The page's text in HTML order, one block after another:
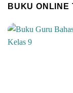
BUKU ONLINE